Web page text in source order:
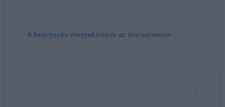
A bejegyzés megtekintése az Instagramon